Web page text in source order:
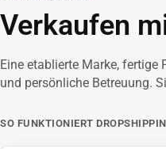
Verkaufen
Eine etablierte Marke,
und persönliche Betreuung.
SO FUNKTIONIERT